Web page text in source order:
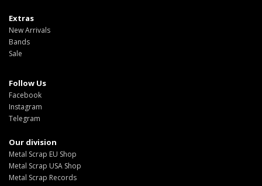
Extras
New Arrivals
Bands
Sale
Follow Us
Facebook
Instagram
Telegram
Our division
Metal Scrap EU Shop
Metal Scrap USA Shop
Metal Scrap Records